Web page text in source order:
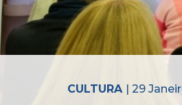
CULTURA | 29